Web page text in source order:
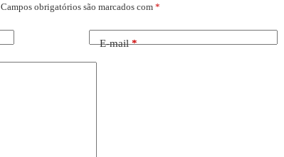
Campos obrigatórios são marcados com *
E-mail*